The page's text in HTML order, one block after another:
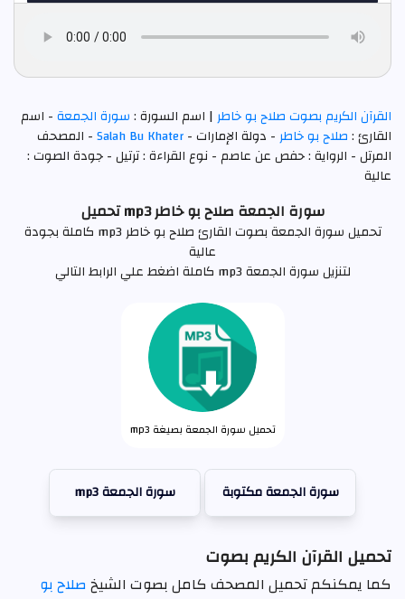
القرآن الكريم بصوت صلاح بو خاطر| اسم السورة :سورة الجمعة- اسم
القارئ :صلاح بو خاطر- دولة الإمارات -Salah Bu Khater- المصحف
المرتل - الرواية : حفص عن عاصم - نوع القراءة : ترتيل - جودة الصوت :
عالية
سورة الجمعة صلاح بو خاطر mp3 تحميل
تحميل سورة الجمعة بصوت القارئ صلاح بو خاطر mp3 كاملة بجودة
عالية
لتنزيل سورة الجمعة mp3 كاملة اضغط علي الرابط التالي
تحميل سورة الجمعة بصيغة mp3
سورة الجمعة مكتوبة سورة الجمعة mp3
تحميل القرآن الكريم بصوت
كما يمكنكم تحميل المصحف كامل بصوت الشيخصلاح بو